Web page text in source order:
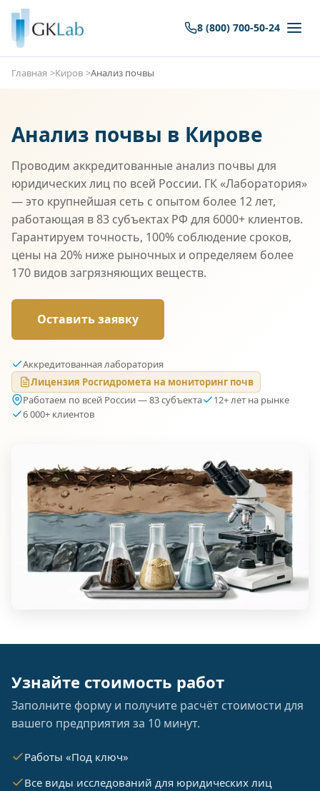
8 (800) 700-50-24
Главная Киров Анализ почвы
Анализ почвы в Кирове
Проводим аккредитованные анализ почвы для
юридических лиц по всей России. ГК «Лаборатория»
— это крупнейшая сеть с опытом более 12 лет,
работающая в 83 субъектах РФ для 6000+ клиентов.
Гарантируем точность, 100% соблюдение сроков,
цены на 20% ниже рыночных и определяем более
170 видов загрязняющих веществ.
Оставить заявку
Аккредитованная лаборатория
Лицензия Росгидромета на мониторинг почв
Работаем по всей России — 83 субъекта
12+ лет на рынке
6 000+ клиентов
Узнайте стоимость работ
Заполните форму и получите расчёт стоимости для
вашего предприятия за 10 минут.
Работы «Под ключ»
Все виды исследований для юридических лиц